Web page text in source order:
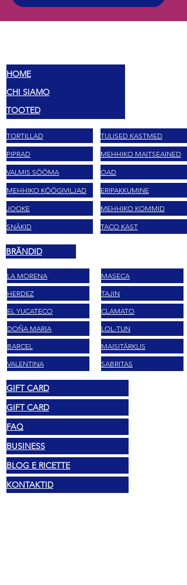
HOME
CHI SIAMO
TOOTED
TORTILLAD
PIPRAD
VALMIS SÖÖMA
MEHHIKO KÖÖGIVILJAD
JOOKE
SNÄKID
TULISED KASTMED
MEHHIKO MAITSEAINED
OAD
ERIPAKKUMINE
MEHHIKO KOMMID
TACO KAST
BRÄNDID
LA MORENA
HERDEZ
EL YUCATECO
DOÑA MARIA
BARCEL
VALENTINA
MASECA
TAJIN
CLAMATO
LOL-TUN
MAISITÄRKLIS
SABRITAS
GIFT CARD
GIFT CARD
FAQ
BUSINESS
BLOG E RICETTE
KONTAKTID